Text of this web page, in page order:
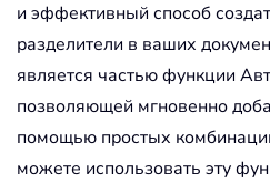
и эффективный способ
разделители в ваших
является частью функции
позволяющей мгновенно
помощью простых
можете использовать эту